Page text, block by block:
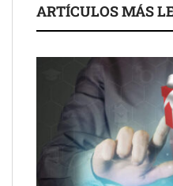
Schaeffler mejora su
ARTÍCULOS MÁS